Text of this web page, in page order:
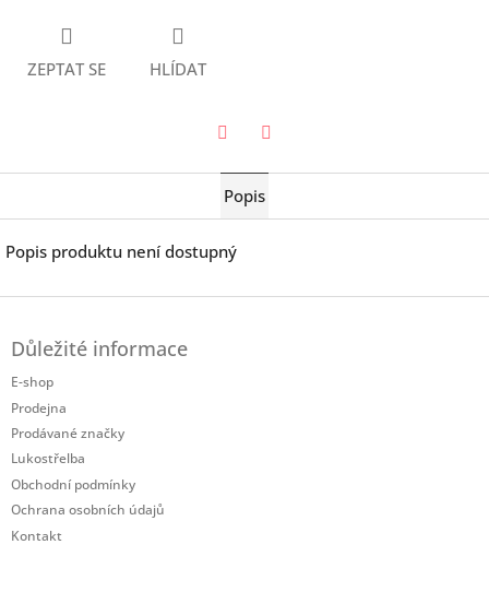
ZEPTAT SE HLÍDAT
Popis
Popis produktu není dostupný
Důležité informace
E-shop
Prodejna
Prodávané značky
Lukostřelba
Obchodní podmínky
Ochrana osobních údajů
Kontakt